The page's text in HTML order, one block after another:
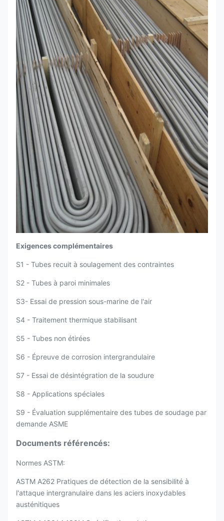
Exigences complémentaires
S1 - Tubes recuit à soulagement des contraintes
S2 - Tubes à paroi minimales
S3- Essai de pression sous-marine de l'air
S4 - Traitement thermique stabilisant
S5 - Tubes non étirées
S6 - Épreuve de corrosion intergrandulaire
S7 - Essai de désintégration de la soudure
S8 - Applications spéciales
S9 - Évaluation supplémentaire des tubes de soudage par
demande ASME
Documents référencés:
Normes ASTM:
ASTM A262 Pratiques de détection de la sensibilité à
l'attaque intergranulaire dans les aciers inoxydables
austénitiques